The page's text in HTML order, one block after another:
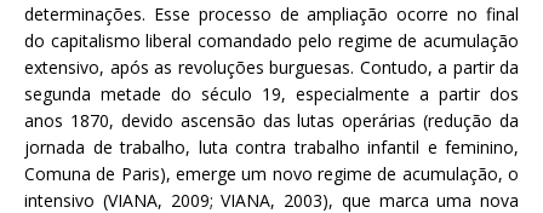
determinações. Esse processo de ampliação ocorre no final
do capitalismo liberal comandado pelo regime de acumulação
extensivo, após as revoluções burguesas. Contudo, a partir da
segunda metade do século 19, especialmente a partir dos
anos 1870, devido ascensão das lutas operárias (redução da
jornada de trabalho, luta contra trabalho infantil e feminino,
Comuna de Paris), emerge um novo regime de acumulação, o
intensivo (VIANA, 2009; VIANA, 2003), que marca uma nova